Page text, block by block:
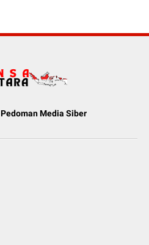
Pedoman Media Siber